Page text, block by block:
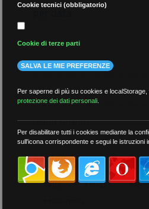
per data
più recenti
meno recenti
per tag
##DS ##FGU
Cookie tecnici (obbligatorio)
Cookie di terze parti
SALVA LE MIE PREFERENZE
Per saperne di più su cookies e
protezione dei dati personali
Per disabilitare tutti i cookies mediante la
sull'icona corrispondente e segui le istruzioni